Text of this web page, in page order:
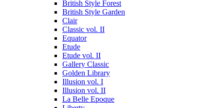
British Style Forest
British Style Garden
Clair
Classic vol. II
Equator
Etude
Etude vol. II
Gallery Classic
Golden Library
Illusion vol. I
Illusion vol. II
La Belle Epoque